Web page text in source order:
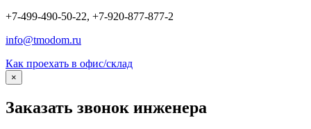
+7-499-490-50-22, +7-920-877-877-2
info@tmodom.ru
Как проехать в офис/склад
×
Заказать звонок инженера